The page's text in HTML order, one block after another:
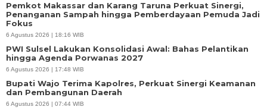
Pemkot Makassar dan Karang Taruna Perkuat Sinergi,
Penanganan Sampah hingga Pemberdayaan Pemuda Jadi
Fokus
6 Agustus 2026 | 18:16 WIB
PWI Sulsel Lakukan Konsolidasi Awal: Bahas Pelantikan
hingga Agenda Porwanas 2027
6 Agustus 2026 | 17:48 WIB
Bupati Wajo Terima Kapolres, Perkuat Sinergi Keamanan
dan Pembangunan Daerah
6 Agustus 2026 | 07:44 WIB